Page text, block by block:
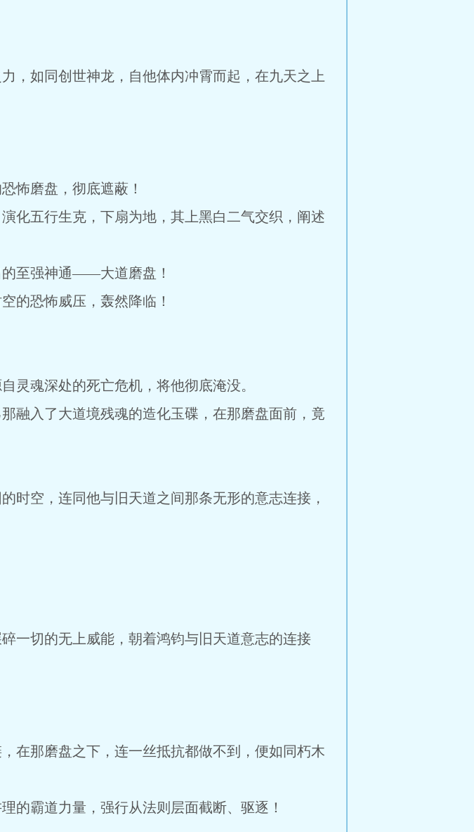
，如同创世神龙，自他体内冲霄而起，在九天之上
怖磨盘，彻底遮蔽！
化五行生克，下扇为地，其上黑白二气交织，阐述
至强神通——大道磨盘！
的恐怖威压，轰然降临！
灵魂深处的死亡危机，将他彻底淹没。
融入了大道境残魂的造化玉碟，在那磨盘面前，竟
时空，连同他与旧天道之间那条无形的意志连接，
一切的无上威能，朝着鸿钧与旧天道意志的连接
在那磨盘之下，连一丝抵抗都做不到，便如同朽木
的霸道力量，强行从法则层面截断、驱逐！